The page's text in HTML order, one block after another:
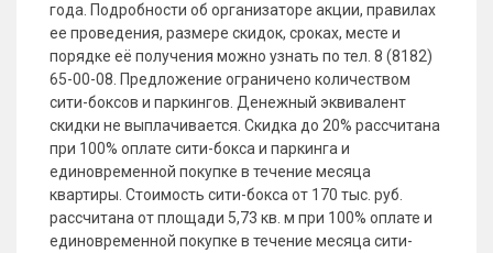
года. Подробности об организаторе акции, правилах
ее проведения, размере скидок, сроках, месте и
порядке её получения можно узнать по тел. 8 (8182)
65-00-08. Предложение ограничено количеством
сити-боксов и паркингов. Денежный эквивалент
скидки не выплачивается. Скидка до 20% рассчитана
при 100% оплате сити-бокса и паркинга и
единовременной покупке в течение месяца
квартиры. Стоимость сити-бокса от 170 тыс. руб.
рассчитана от площади 5,73 кв. м при 100% оплате и
единовременной покупке в течение месяца сити-